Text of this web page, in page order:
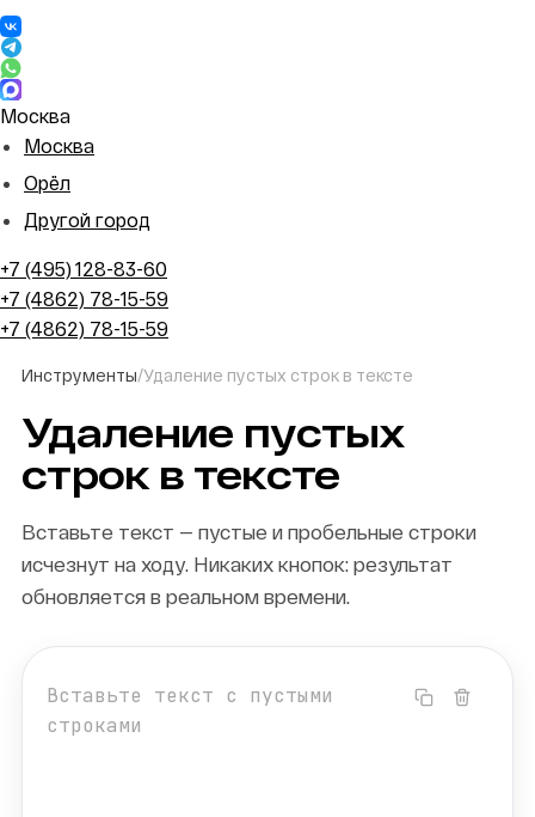
Москва
Москва
Орёл
Другой город
+7 (495) 128-83-60
+7 (4862) 78-15-59
+7 (4862) 78-15-59
Инструменты/Удаление пустых строк в тексте
Удаление пустых
строк в тексте
Вставьте текст — пустые и пробельные строки
исчезнут на ходу. Никаких кнопок: результат
обновляется в реальном времени.